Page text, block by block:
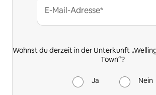
E-Mail-Adresse*
Wohnst du derzeit in der Unterkunft
Town“?
Ja Nein